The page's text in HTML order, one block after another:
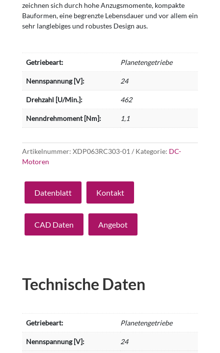
zeichnen sich durch hohe Anzugsmomente, kompakte
Bauformen, eine begrenzte Lebensdauer und vor allem ein
sehr langlebiges und robustes Design aus.
Getriebeart: Planetengetriebe
Nennspannung [V]: 24
Drehzahl [U/Min.]: 462
Nenndrehmoment [Nm]: 1,1
Artikelnummer: XDP063RC303-01 Kategorie: DC-
Motoren
Datenblatt Kontakt
CAD Daten Angebot
Technische Daten
Getriebeart: Planetengetriebe
Nennspannung [V]: 24